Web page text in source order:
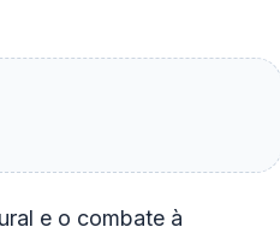
e o combate à